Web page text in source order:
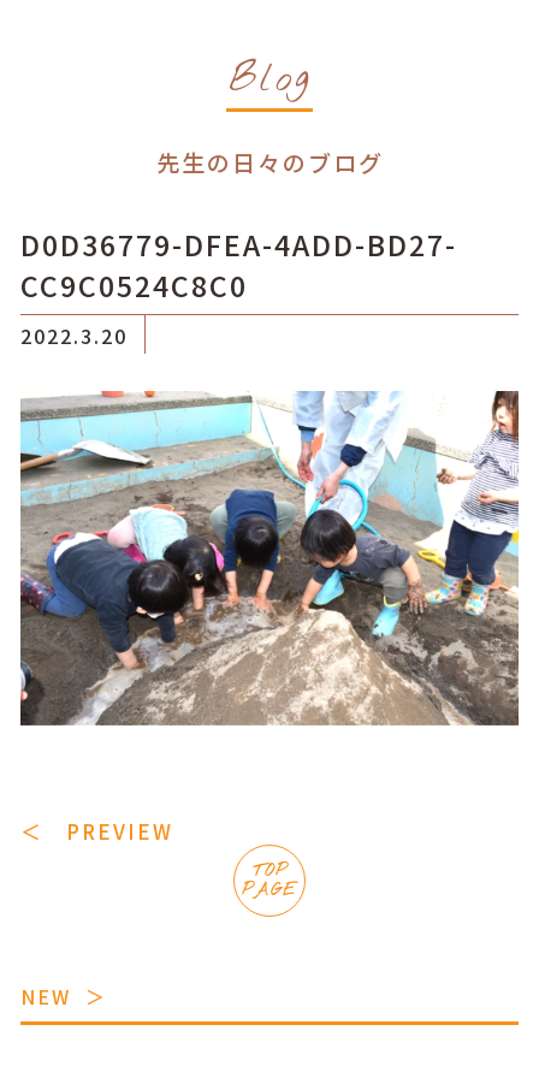
Blog
先生の日々のブログ
D0D36779-DFEA-4ADD-BD27-
CC9C0524C8C0
2022.3.20
＜ PREVIEW
TOP
PAGE
NEW